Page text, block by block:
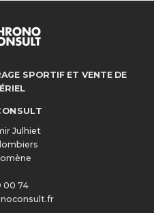
SPORTIF ET VENTE DE
Julhiet
00 74